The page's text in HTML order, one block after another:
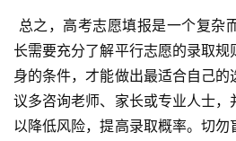
长需要充分了解平行志愿的录取规
身的条件，才能做出最适合自己
议多咨询老师、家长或专业人士，
以降低风险，提高录取概率。切